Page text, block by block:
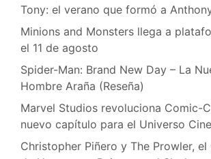
Tony: el verano que formó a
Minions and Monsters llega a
el 11 de agosto
Spider-Man: Brand New Day – La
Hombre Araña (Reseña)
Marvel Studios revoluciona Comic-
nuevo capítulo para el Universo
Christopher Piñero y The Prowler,